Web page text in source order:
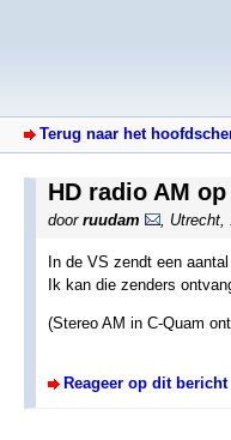
Terug naar het
HD radio AM
door ruudam Utrecht
In de VS zendt een
Ik kan die zenders
(Stereo AM in C-Quam
Reageer op dit bericht